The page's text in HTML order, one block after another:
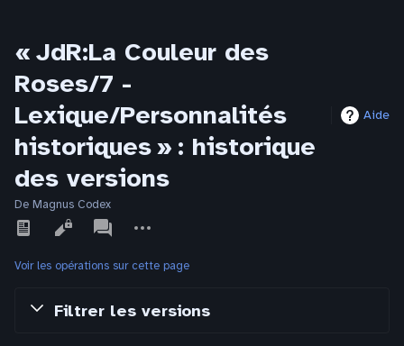
« JdR:La Couleur des
Roses/7 -
Lexique/Personnalités
historiques » : historique
des versions
Aide
De Magnus Codex
Affichages
associated-
pages
actions
Voir les opérations sur cette page
Filtrer les versions